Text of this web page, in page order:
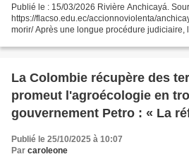
Publié le : 15/03/2026 Rivière Anchicayá.
https://flacso.edu.ec/accionnoviolenta/
morir/ Après une longue procédure judiciaire,
La Colombie récupère des
promeut l'agroécologie en
gouvernement Petro : « La
cœur de la paix »
Publié le 25/10/2025 à 10:07
Par caroleone